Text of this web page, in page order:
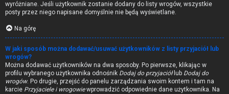
wyróżniane. Jeśli użytkownik zostanie dodany do listy wrogów, wszystkie
posty przez niego napisane domyślnie nie będą wyświetlane.
Na górę
W jaki sposób można dodawać/usuwać użytkowników z listy przyjaciół lub
wrogów?
Można dodawać użytkowników na dwa sposoby. Po pierwsze, klikając w
profilu wybranego użytkownika odnośnik Dodaj do przyjaciółlub Dodaj do
wrogów. Po drugie, przejść do panelu zarządzania swoim kontem i tam na
karcie Przyjaciele i wrogowiewprowadzić odpowiednie dane użytkownika. Na